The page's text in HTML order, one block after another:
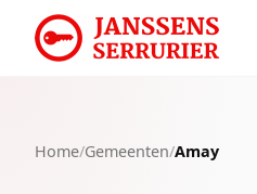
Home/Gemeenten/Amay